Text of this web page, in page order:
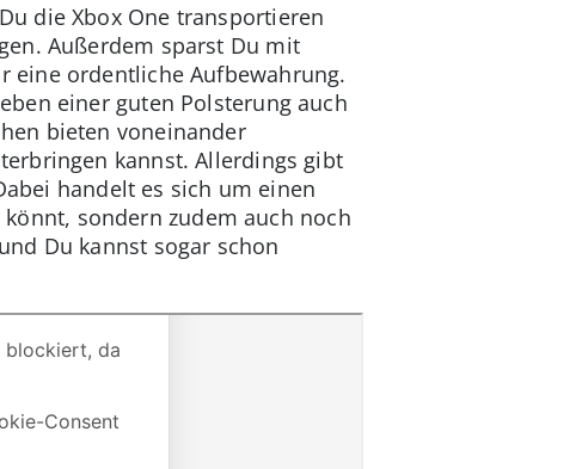
die Xbox One transportieren
Außerdem sparst Du mit
eine ordentliche Aufbewahrung.
einer guten Polsterung auch
bieten voneinander
kannst. Allerdings gibt
handelt es sich um einen
sondern zudem auch noch
Du kannst sogar schon